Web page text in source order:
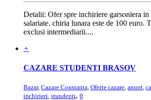
Detalii: Ofer spre inchiriere garsoniera
salariate. chiria lunara este de 100 euro.
exclusi intermediarii....
+
CAZARE STUDENTI BRASOV
Bazar, Cazare Constanta Oferte cazare anunt
inchirieri stundenti, 0